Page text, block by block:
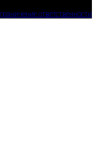
ответственности